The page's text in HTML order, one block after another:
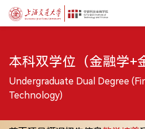
课程项目
技术转移硕士MTT
科技金融MBA
本科双学位（金融学+
Undergraduate Dual Degree
Technology)